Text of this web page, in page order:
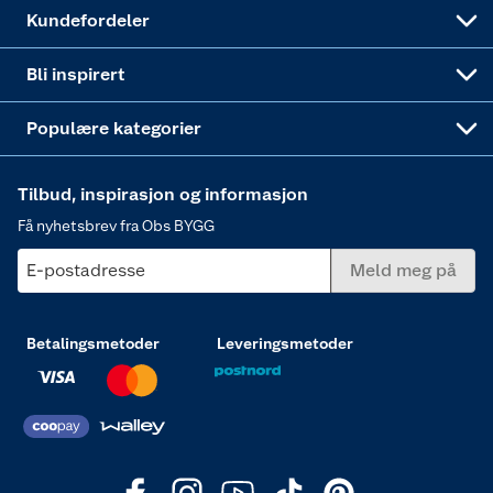
Kundefordeler
Bli inspirert
Populære kategorier
Tilbud, inspirasjon og informasjon
Få nyhetsbrev fra Obs BYGG
E-postadresse Meld meg på
Betalingsmetoder Leveringsmetoder